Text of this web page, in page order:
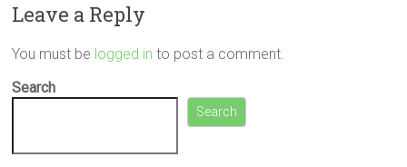
Leave a Reply
You must be logged in to post a comment.
Search
Search